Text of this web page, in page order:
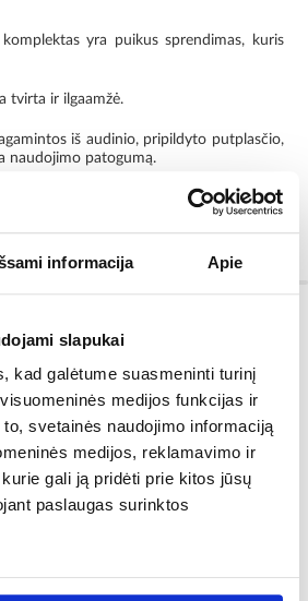
informacija Apie
slapukai
kad galėtume suasmeninti turinį
medijos funkcijas ir
svetainės naudojimo informaciją
medijos, reklamavimo ir
gali ją pridėti prie kitos jūsų
paslaugas surinktos
yra puikus sprendimas, kuris
tvirta ir ilgaamžė.
iš audinio, pripildyto putplasčio,
naudojimo patogumą.
Bendras aukštis yra 87 cm, o aukštis iki